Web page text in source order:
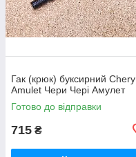
Гак (крюк) буксирний Chery
Amulet Чери Чері Амулет
Готово до відправки
715 ₴